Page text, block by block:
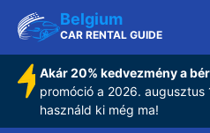
Belgium
CAR RENTAL GUIDE
Akár 20% kedvezmény a
promóció a 2026. augusztus
használd ki még ma!